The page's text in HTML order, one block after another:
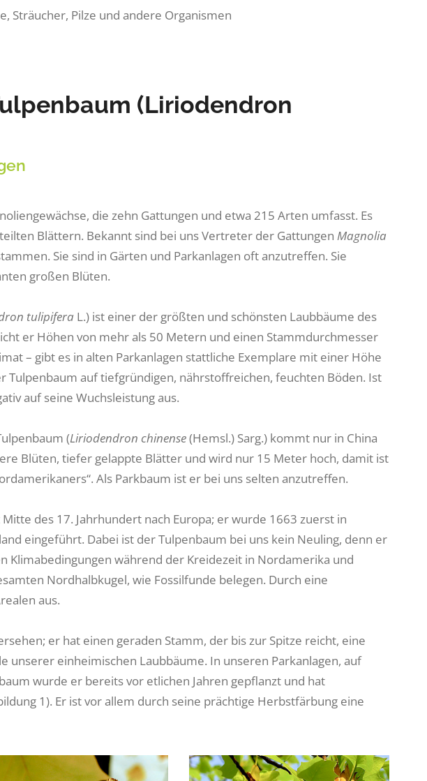
Sträucher, Pilze und andere Organismen
(Liriodendron
die zehn Gattungen und etwa 215 Arten umfasst. Es
Blättern. Bekannt sind bei uns Vertreter der GattungenMagnolia
Sie sind in Gärten und Parkanlagen oft anzutreffen. Sie
großen Blüten.
tulipifera L.) ist einer der größten und schönsten Laubbäume des
er Höhen von mehr als 50 Metern und einen Stammdurchmesser
– gibt es in alten Parkanlagen stattliche Exemplare mit einer Höhe
Tulpenbaum auf tiefgründigen, nährstoffreichen, feuchten Böden. Ist
auf seine Wuchsleistung aus.
(Liriodendron chinense(Hemsl.) Sarg.) kommt nur in China
Blüten, tiefer gelappte Blätter und wird nur 15 Meter hoch, damit ist
Als Parkbaum ist er bei uns selten anzutreffen.
des 17. Jahrhundert nach Europa; er wurde 1663 zuerst in
eingeführt. Dabei ist der Tulpenbaum bei uns kein Neuling, denn er
Klimabedingungen während der Kreidezeit in Nordamerika und
Nordhalbkugel, wie Fossilfunde belegen. Durch eine
aus.
er hat einen geraden Stamm, der bis zur Spitze reicht, eine
unserer einheimischen Laubbäume. In unseren Parkanlagen, auf
wurde er bereits vor etlichen Jahren gepflanzt und hat
1). Er ist vor allem durch seine prächtige Herbstfärbung eine